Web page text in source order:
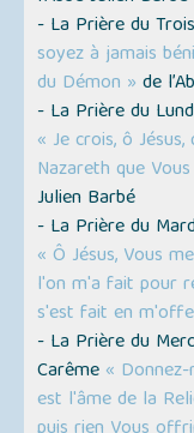
- La Prière du
soyez à jamais
du Démon » de
- La Prière du
« Je crois, ô
Nazareth que
Julien Barbé
- La Prière du
« Ô Jésus, Vous
l'on m'a fait pour
s'est fait en
- La Prière du
Carême «
est l'âme de la